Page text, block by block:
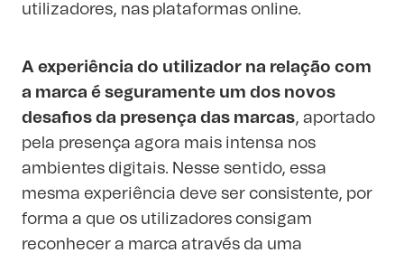
utilizadores, nas plataformas online.
A experiência do utilizador na relação com
a marca é seguramente um dos novos
desafios da presença das marcas, aportado
pela presença agora mais intensa nos
ambientes digitais. Nesse sentido, essa
mesma experiência deve ser consistente, por
forma a que os utilizadores consigam
reconhecer a marca através da uma